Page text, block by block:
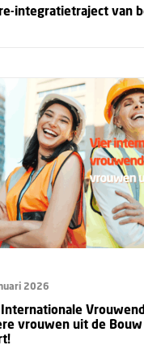
integratietraject van
2026
vrouwen uit de